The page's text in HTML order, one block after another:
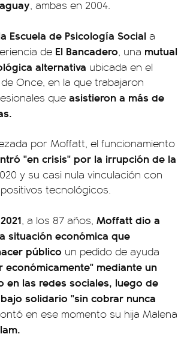
, ambas en 2004.
Escuela de Psicología Social a
de El Bancadero, una mutual
alternativa ubicada en el
Once, en la que trabajaron
que asistieron a más de
por Moffatt, el funcionamiento
"en crisis" por la irrupción de la
y su casi nula vinculación con
tecnológicos.
, a los 87 años, Moffatt dio a
situación económica que
público un pedido de ayuda
económicamente" mediante un
en las redes sociales, luego de
solidario "sin cobrar nunca
en ese momento su hija Malena